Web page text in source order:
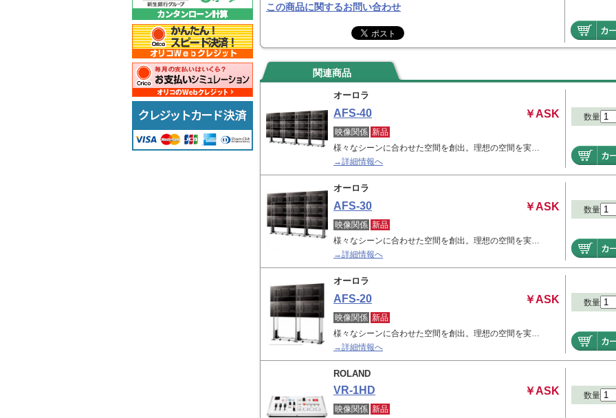
この商品に関するお問い合わせ
関連商品
オーロラ
AFS-40 ￥ASK
映像関係 新品
様々なシーンに合わせた空間を創出。理想の空間を実…
→詳細情報へ
数量
オーロラ
AFS-30 ￥ASK
映像関係 新品
様々なシーンに合わせた空間を創出。理想の空間を実…
→詳細情報へ
数量
オーロラ
AFS-20 ￥ASK
映像関係 新品
様々なシーンに合わせた空間を創出。理想の空間を実…
→詳細情報へ
数量
ROLAND
VR-1HD ￥ASK
映像関係 新品
数量